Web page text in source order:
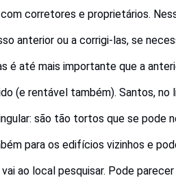
corretores e proprietários.
anterior ou a corrigi-las, se
é até mais importante que a
(e rentável também). Santos, no
são tão tortos que se pode
para os edifícios vizinhos e
ao local pesquisar. Pode